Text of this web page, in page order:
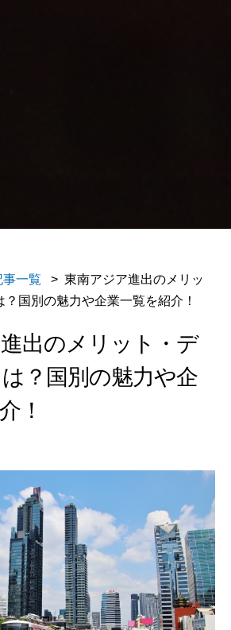
事一覧
> 東南アジア進出のメリッ
？国別の魅力や企業一覧を紹介！
出のメリット・デ
？国別の魅力や企
！